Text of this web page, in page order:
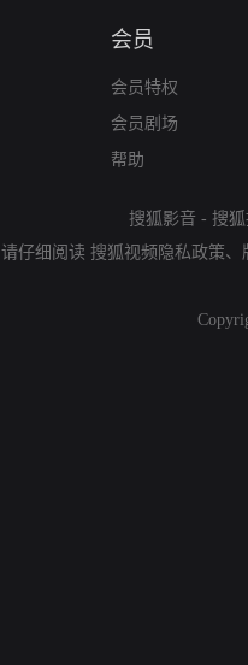
会员
会员特权
会员剧场
帮助
搜狐影音 - 搜
请仔细阅读 搜狐视频隐私政策、